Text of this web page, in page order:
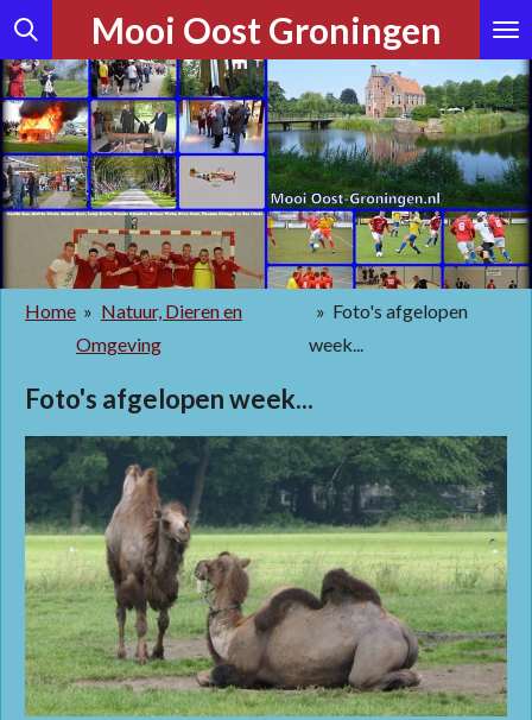
Ga
direct
naar
de
hoofdinhoud
Mooi Oost Groningen
Home » Natuur, Dieren en
Omgeving
» Foto's afgelopen
week...
Foto's afgelopen week...